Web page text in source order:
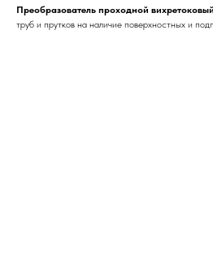
Преобразователь проходной
труб и прутков на наличие поверхностных и